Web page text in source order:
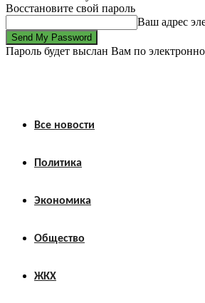
Восстановите свой пароль
Ваш адрес
Пароль будет выслан Вам по
Все новости
Политика
Экономика
Общество
ЖКХ